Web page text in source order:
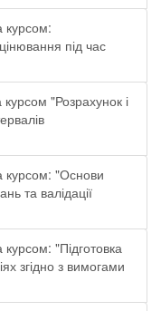
курсом:
під час
"Розрахунок і
курсом: "Основи
та валідації
"Підготовка
згідно з вимогами